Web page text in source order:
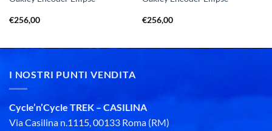
€256,00 €256,00
I NOSTRI PUNTI VENDITA
Cycle’n’Cycle TREK – CASILINA
Via Casilina n.1115, 00133 Roma (RM)